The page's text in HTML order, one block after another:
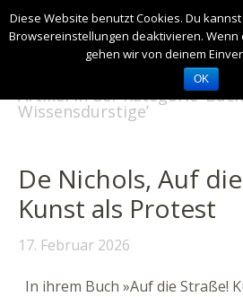
Artikel in der Kategorie ‘
Wissensdurstige’
De Nichols, Auf
Kunst als Protest
17. Februar 2026
In ihrem Buch »Auf die Straße!
Diese Website benutzt Cookies. Du
Browsereinstellungen deaktivieren.
gehen wir von deinem
OK